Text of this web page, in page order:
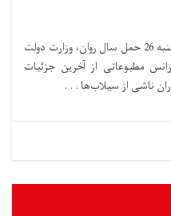
کابل – افغانستان، قرار است امروز یک‌شنبه 26 حمل سال روان، وزارت دولت
مطبوعاتی از آخرین جزئیات
ناشی از سیلاب‌ها . . .